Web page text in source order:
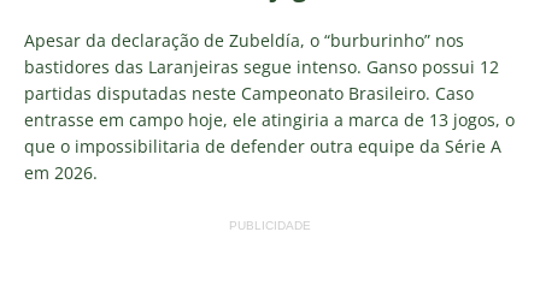
Apesar da declaração de Zubeldía, o “burburinho” nos
bastidores das Laranjeiras segue intenso. Ganso possui 12
partidas disputadas neste Campeonato Brasileiro. Caso
entrasse em campo hoje, ele atingiria a marca de 13 jogos, o
que o impossibilitaria de defender outra equipe da Série A
em 2026.
PUBLICIDADE